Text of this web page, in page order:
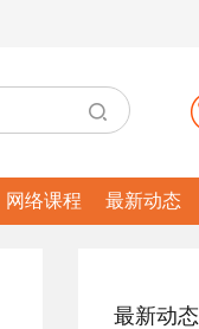
网络课程 最新动态
最新动态